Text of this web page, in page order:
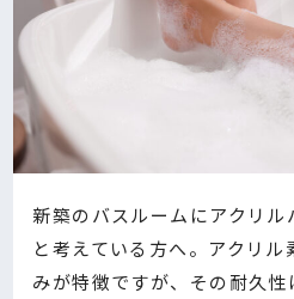
新築のバスルームにアクリ
と考えている方へ。アクリ
みが特徴ですが、その耐久